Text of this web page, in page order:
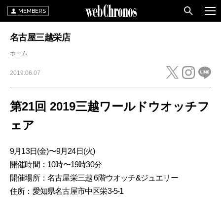
MEMBERS
名古屋三越栄店
ホーム
2019.06.07
第21回 2019三越ワールドウオッチフ
ェア
9月13日(金)〜9月24日(火)
開催時間：10時〜19時30分
開催場所：名古屋栄三越 6階ウオッチ&ジュエリー
住所：愛知県名古屋市中区栄3-5-1